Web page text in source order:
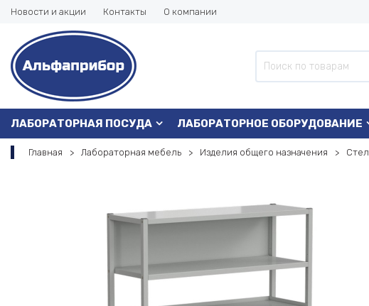
Новости и акции Контакты О компании
ЛАБОРАТОРНАЯ ПОСУДА ЛАБОРАТОРНОЕ ОБОРУДОВАНИЕ
Главная Лабораторная мебель Изделия общего назначения